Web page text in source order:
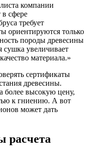
компании
в сфере
требует
ориентируются только
породы древесины
увеличивает
материала.»
сертификаты
древесины.
более высокую цену,
к гниению. А вот
может дать
расчета